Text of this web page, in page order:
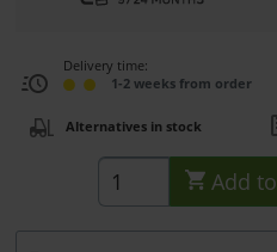
Delivery time:
1-2 weeks from order
Alternatives in stock
Add to